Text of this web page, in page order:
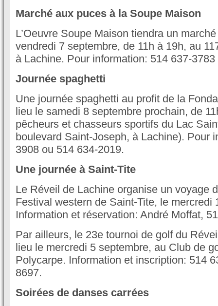
Marché aux puces à la Soupe Maison
L’Oeuvre Soupe Maison tiendra un
vendredi 7 septembre, de 11h à 19h, au
à Lachine. Pour information: 514 637-
Journée spaghetti
Une journée spaghetti au profit de la
lieu le samedi 8 septembre prochain, de
pêcheurs et chasseurs sportifs du Lac
boulevard Saint-Joseph, à Lachine). Pour
3908 ou 514 634-2019.
Une journée à Saint-Tite
Le Réveil de Lachine organise un voyage
Festival western de Saint-Tite, le mercredi
Information et réservation: André Moffat,
Par ailleurs, le 23e tournoi de golf du
lieu le mercredi 5 septembre, au Club de
Polycarpe. Information et inscription: 514
8697.
Soirées de danses carrées